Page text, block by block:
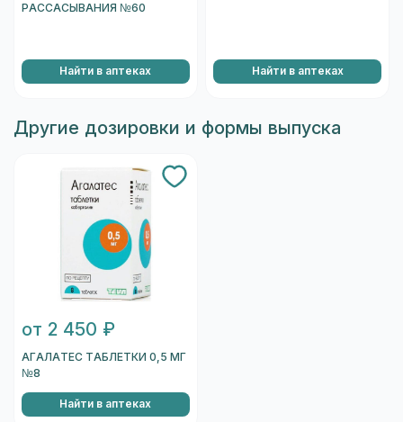
РАССАСЫВАНИЯ №60
Найти в аптеках Найти в аптеках
Другие дозировки и формы выпуска
от 2 450 ₽
АГАЛАТЕС ТАБЛЕТКИ 0,5 МГ
№8
Найти в аптеках